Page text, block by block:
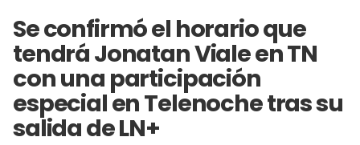
Se confirmó el horario que
tendrá Jonatan Viale en TN
con una participación
especial en Telenoche tras su
salida de LN+